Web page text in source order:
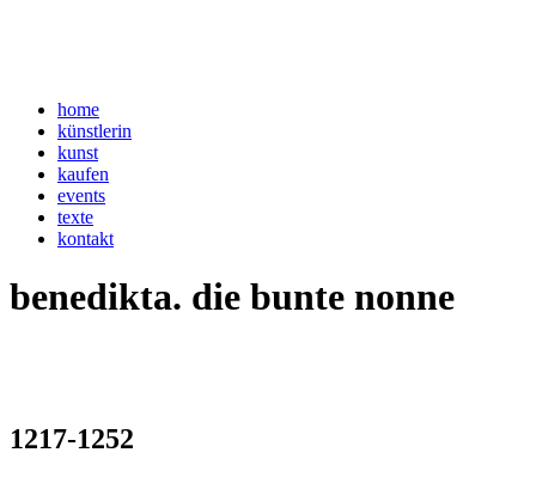
home
künstlerin
kunst
kaufen
events
texte
kontakt
benedikta. die bunte nonne
1217-1252